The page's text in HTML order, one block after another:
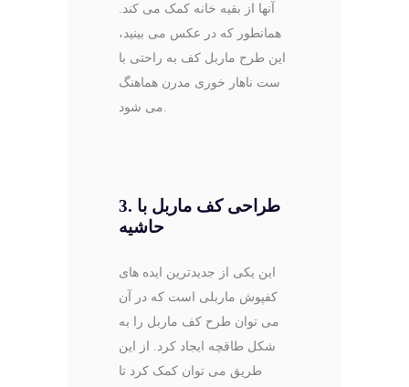
آنها از بقیه خانه کمک می کند.
همانطور که در عکس می بینید،
این طرح ماربل کف به راحتی با
ست ناهار خوری مدرن هماهنگ
3. طراحی کف ماربل با
حاشیه
این یکی از جدیدترین ایده‌ های
کفپوش ماربلی است که در آن
می ‌توان طرح کف ماربل را به
شکل طاقچه ایجاد کرد. از این
طریق می توان کمک کرد تا